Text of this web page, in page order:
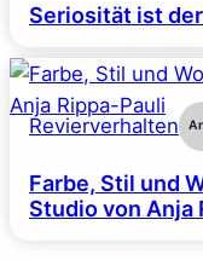
Seriosität ist
Revierverhalten
Farbe, Stil und
Studio von Anja